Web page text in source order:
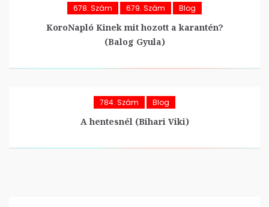
678. Szám
679. Szám Blog
KoroNapló Kinek mit hozott a karantén?
(Balog Gyula)
784. Szám Blog
A hentesnél (Bihari Viki)